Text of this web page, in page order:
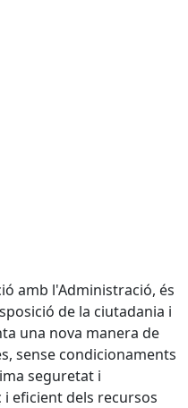
amb l'Administració, és
de la ciutadania i
una nova manera de
sense condicionaments
seguretat i
eficient dels recursos